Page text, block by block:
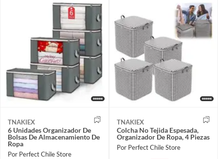
TNAKIEX
6 Unidades Organizador De
Bolsas De Almacenamiento De
Ropa
Por Perfect Chile Store
TNAKIEX
Colcha No Tejida Espesada,
Organizador De Ropa, 4 Piezas
Por Perfect Chile Store